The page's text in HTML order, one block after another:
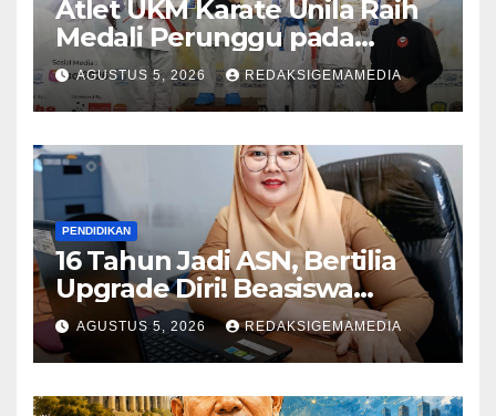
Atlet UKM Karate Unila Raih
Medali Perunggu pada
Lampung Student Olympic
AGUSTUS 5, 2026 REDAKSIGEMAMEDIA
PENDIDIKAN
16 Tahun Jadi ASN, Bertilia
Upgrade Diri! Beasiswa
Pemkot Bandar Lampung
Antar Kuliah S2 Jalur RPL
Magister Manajemen IIB
Darmajaya
AGUSTUS 5, 2026 REDAKSIGEMAMEDIA